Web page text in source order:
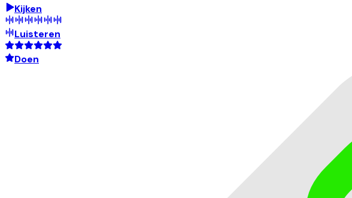
Kijken
Luisteren
Doen